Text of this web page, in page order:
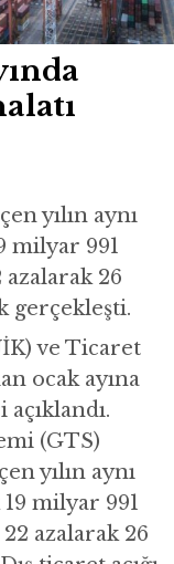
yılın aynı
milyar 991
26
gerçekleşti.
ve Ticaret
ocak ayına
(GTS)
yılın aynı
19 milyar 991
azalarak 26